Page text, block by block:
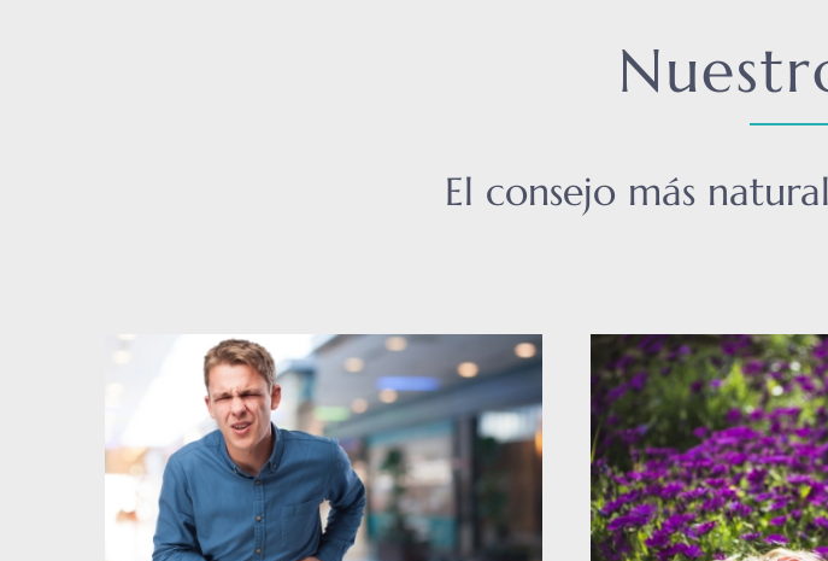
El consejo más